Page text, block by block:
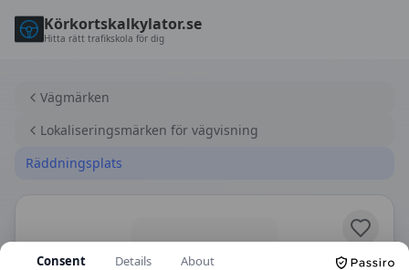
Körkortskalkylator.se
Hitta rätt trafikskola för dig
Vägmärken
Lokaliseringsmärken för vägvisning
Räddningsplats
Consent Details About